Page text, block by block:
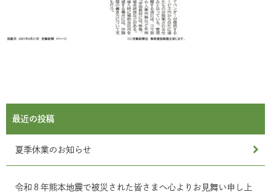
最近の投稿
夏季休業のお知らせ
令和８年熊本地震で被災された皆さまへ心よりお見舞い申し上